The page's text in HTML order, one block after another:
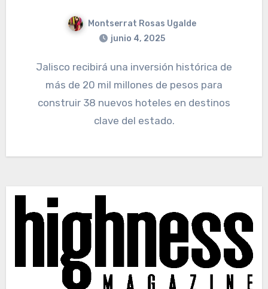
Montserrat Rosas Ugalde
junio 4, 2025
Jalisco recibirá una inversión histórica de
más de 20 mil millones de pesos para
construir 38 nuevos hoteles en destinos
clave del estado.